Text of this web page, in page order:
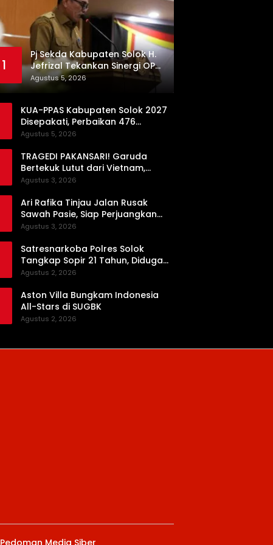
1
Pj Sekda Kabupaten Solok H.
Jefrizal Tekankan Sinergi OPD
demi Percepatan
Pembangunan Daerah
Agustus 5, 2026
KUA-PPAS Kabupaten Solok 2027
Disepakati, Perbaikan 476
Kilometer Jalan Rusak Jadi
Agustus 5, 2026
TRAGEDI PAKANSARI! Garuda
Bertekuk Lutut dari Vietnam,
Langkah ke Semifinal Kini di Ujung
Agustus 3, 2026
Ari Rafika Tinjau Jalan Rusak
Sawah Pasie, Siap Perjuangkan
Perbaikannya di DPRD
Agustus 3, 2026
Satresnarkoba Polres Solok
Tangkap Sopir 21 Tahun, Diduga
Kuasai Satu Paket Sabu di Kubung
Agustus 2, 2026
Aston Villa Bungkam Indonesia
All-Stars di SUGBK
Agustus 2, 2026